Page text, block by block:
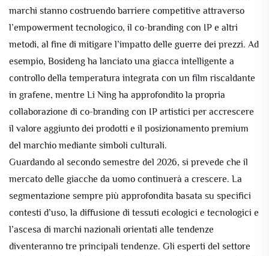
marchi stanno costruendo barriere competitive attraverso
l’empowerment tecnologico, il co-branding con IP e altri
metodi, al fine di mitigare l’impatto delle guerre dei prezzi. Ad
esempio, Bosideng ha lanciato una giacca intelligente a
controllo della temperatura integrata con un film riscaldante
in grafene, mentre Li Ning ha approfondito la propria
collaborazione di co-branding con IP artistici per accrescere
il valore aggiunto dei prodotti e il posizionamento premium
del marchio mediante simboli culturali.
Guardando al secondo semestre del 2026, si prevede che il
mercato delle giacche da uomo continuerà a crescere. La
segmentazione sempre più approfondita basata su specifici
contesti d’uso, la diffusione di tessuti ecologici e tecnologici e
l’ascesa di marchi nazionali orientati alle tendenze
diventeranno tre principali tendenze. Gli esperti del settore